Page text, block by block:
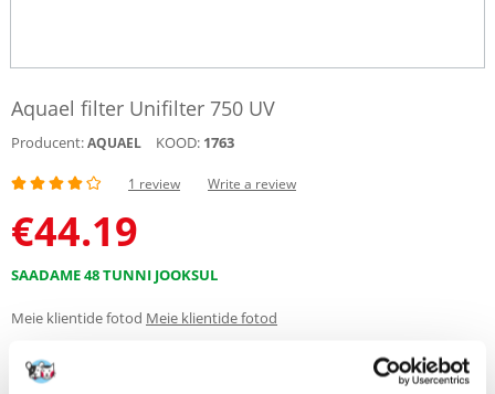
Aquael filter Unifilter 750 UV
Producent:AQUAEL KOOD: 1763
1 review Write a review
€44.19
SAADAME 48 TUNNI JOOKSUL
Meie klientide fotod Meie klientide fotod